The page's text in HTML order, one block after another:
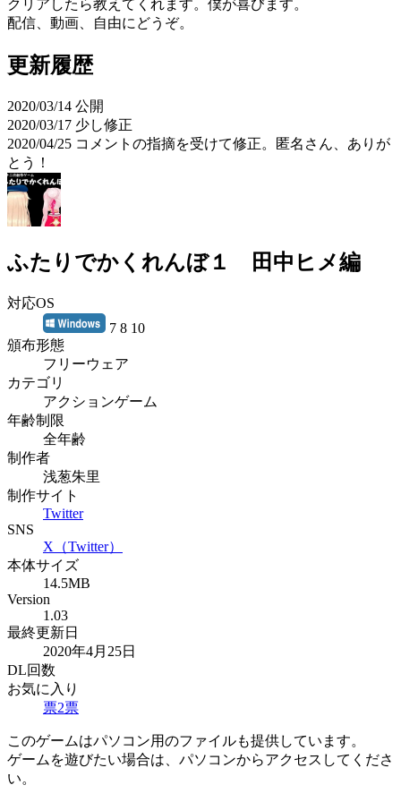
クリアしたら教えてくれます。僕が喜びます。
配信、動画、自由にどうぞ。
更新履歴
2020/03/14 公開
2020/03/17 少し修正
2020/04/25 コメントの指摘を受けて修正。匿名さん、ありが
とう！
ふたりでかくれんぼ１ 田中ヒメ編
対応OS
7 8 10
頒布形態
フリーウェア
カテゴリ
アクションゲーム
年齢制限
全年齢
制作者
浅葱朱里
制作サイト
Twitter
SNS
X（Twitter）
本体サイズ
14.5MB
Version
1.03
最終更新日
2020年4月25日
DL回数
お気に入り
票2票
このゲームはパソコン用のファイルも提供しています。
ゲームを遊びたい場合は、パソコンからアクセスしてくださ
い。